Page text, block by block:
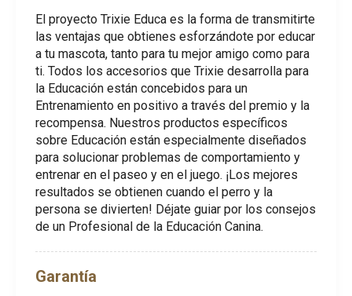
El proyecto Trixie Educa es la forma de transmitirte
las ventajas que obtienes esforzándote por educar
a tu mascota, tanto para tu mejor amigo como para
ti. Todos los accesorios que Trixie desarrolla para
la Educación están concebidos para un
Entrenamiento en positivo a través del premio y la
recompensa. Nuestros productos específicos
sobre Educación están especialmente diseñados
para solucionar problemas de comportamiento y
entrenar en el paseo y en el juego. ¡Los mejores
resultados se obtienen cuando el perro y la
persona se divierten! Déjate guiar por los consejos
de un Profesional de la Educación Canina.
Garantía